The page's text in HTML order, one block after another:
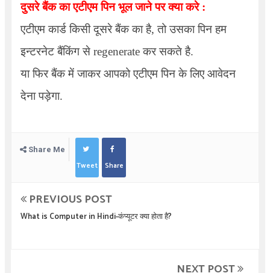
दुसरे बैंक का एटीएम पिन भूल जाने पर क्या करे :
एटीएम कार्ड किसी दूसरे बैंक का है, तो उसका पिन हम
इन्टरनेट बैंकिंग से regenerate कर सकते है.
या फिर बैंक में जाकर आपको एटीएम पिन के लिए आवेदन
देना पड़ेगा.
Share Me
Tweet Share
PREVIOUS POST
What is Computer in Hindi-कंप्यूटर क्या होता है?